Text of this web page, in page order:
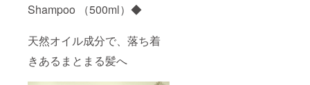
Shampoo （500ml）◆
天然オイル成分で、落ち着
きあるまとまる髪へ